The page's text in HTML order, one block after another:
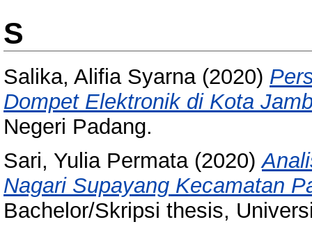
S
Salika, Alifia Syarna(2020)
Dompet Elektronik di Kota
Negeri Padang.
Sari, Yulia Permata(2020)
Nagari Supayang Kecamatan
Bachelor/Skripsi thesis,